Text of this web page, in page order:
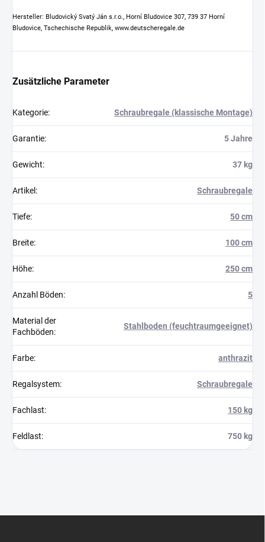
Hersteller: Bludovický Svatý Ján s.r.o., Horní Bludovice 307, 739 37 Horní
Bludovice, Tschechische Republik, www.deutscheregale.de
Zusätzliche Parameter
Kategorie: Schraubregale (klassische Montage)
Garantie: 5 Jahre
Gewicht: 37 kg
Artikel : Schraubregale
Tiefe: 50 cm
Breite: 100 cm
Höhe: 250 cm
Anzahl Böden: 5
Material der
Fachböden:
Stahlboden (feuchtraumgeeignet)
Farbe: anthrazit
Regalsystem: Schraubregale
Fachlast: 150 kg
Feldlast: 750 kg